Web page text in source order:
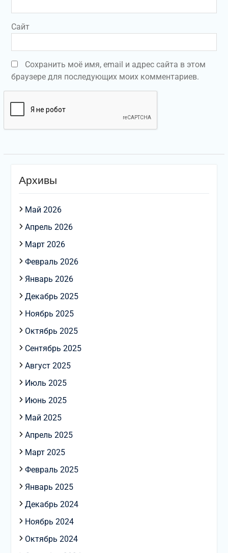
Сайт
Сохранить моё имя, email и адрес сайта в этом
браузере для последующих моих комментариев.
Архивы
Май 2026
Апрель 2026
Март 2026
Февраль 2026
Январь 2026
Декабрь 2025
Ноябрь 2025
Октябрь 2025
Сентябрь 2025
Август 2025
Июль 2025
Июнь 2025
Май 2025
Апрель 2025
Март 2025
Февраль 2025
Январь 2025
Декабрь 2024
Ноябрь 2024
Октябрь 2024